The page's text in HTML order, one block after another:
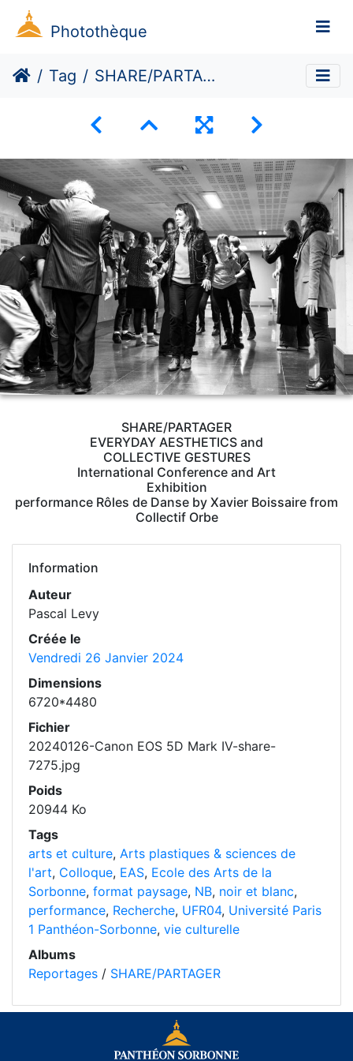
Photothèque
Tag SHARE/PARTAGER
SHARE/PARTAGER
EVERYDAY AESTHETICS and
COLLECTIVE GESTURES
International Conference and Art
Exhibition
performance Rôles de Danse by Xavier Boissaire from
Collectif Orbe
Information
Auteur
Pascal Levy
Créée le
Vendredi 26 Janvier 2024
Dimensions
6720*4480
Fichier
20240126-Canon EOS 5D Mark IV-share-
7275.jpg
Poids
20944 Ko
Tags
arts et culture, Arts plastiques & sciences de
l'art, Colloque, EAS, Ecole des Arts de la
Sorbonne, format paysage, NB, noir et blanc,
performance, Recherche, UFR04, Université Paris
1 Panthéon-Sorbonne, vie culturelle
Albums
Reportages / SHARE/PARTAGER